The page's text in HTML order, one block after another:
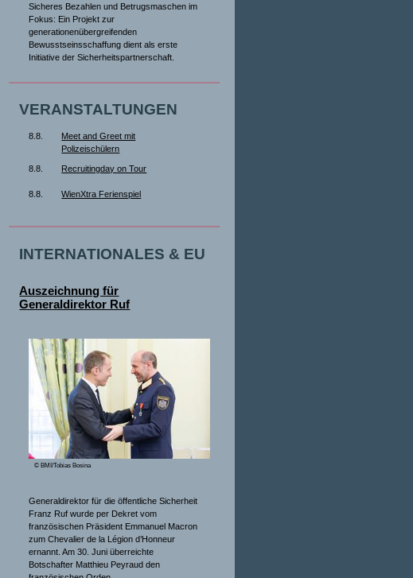
Sicheres Bezahlen und Betrugsmaschen im
Fokus: Ein Projekt zur
generationenübergreifenden
Bewusstseinsschaffung dient als erste
Initiative der Sicherheitspartnerschaft.
VERANSTALTUNGEN
8.8.
Meet and Greet mit
Polizeischülern
8.8. Recruitingday on Tour
8.8. WienXtra Ferienspiel
INTERNATIONALES & EU
Auszeichnung für
Generaldirektor Ruf
© BMI/Tobias Bosina
Generaldirektor für die öffentliche Sicherheit
Franz Ruf wurde per Dekret vom
französischen Präsident Emmanuel Macron
zum Chevalier de la Légion d’Honneur
ernannt. Am 30. Juni überreichte
Botschafter Matthieu Peyraud den